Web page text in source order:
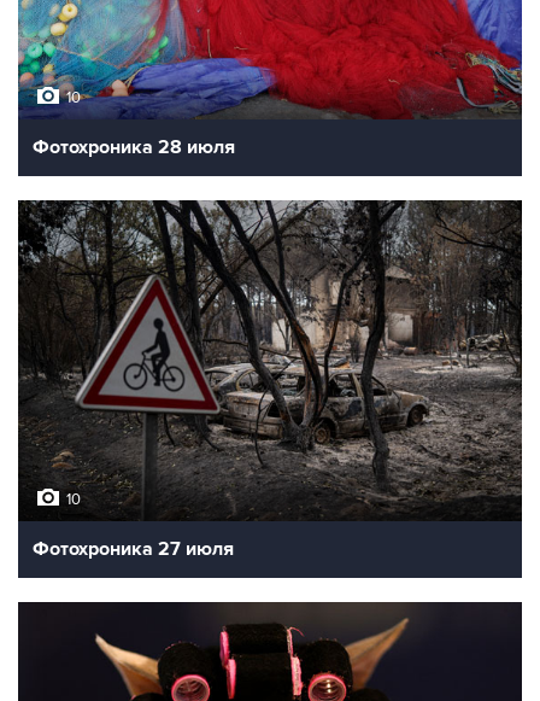
10
Фотохроника 28 июля
10
Фотохроника 27 июля